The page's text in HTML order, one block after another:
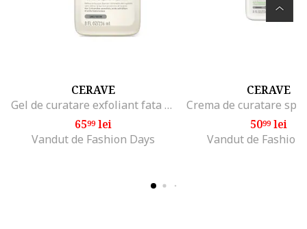
CERAVE
Gel de curatare exfoliant fata si corp SA pentru pielea uscata, aspra, cu rugozitati, 236 ml
6599lei
Vandut de Fashion Days
CERAVE
5099lei
Vandut de Fashion